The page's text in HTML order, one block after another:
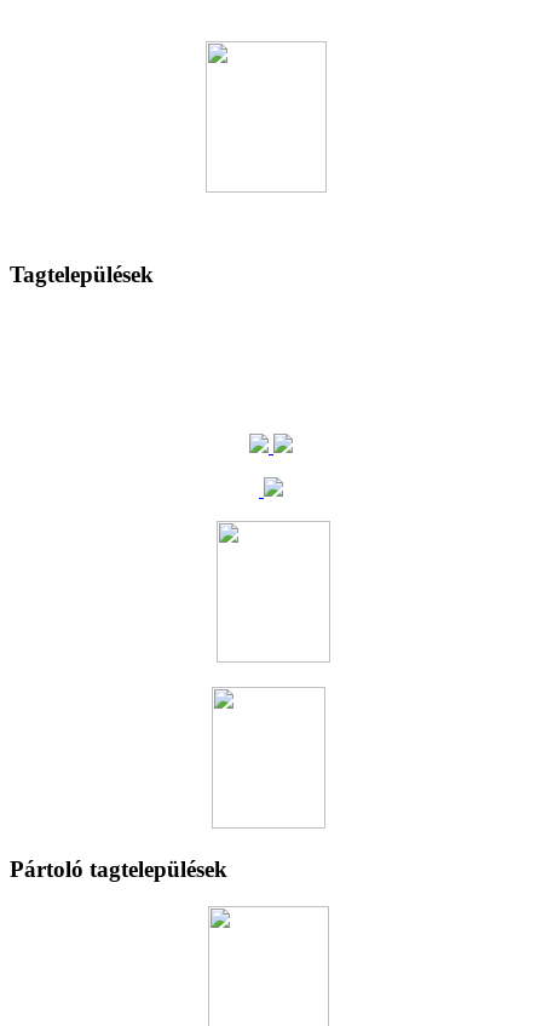
Tagtelepülések
Pártoló tagtelepülések